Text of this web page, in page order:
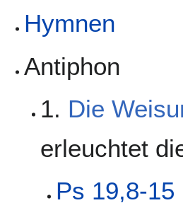
Hymnen
Antiphon
1. Die
erleuchtet
Ps 19,8-15